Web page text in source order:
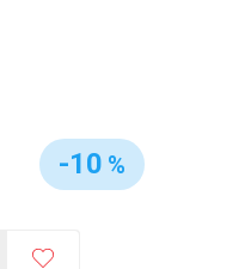
-10 %